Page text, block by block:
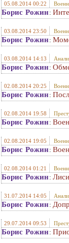
05.08.2014 00:22
Борис Рожин:
03.08.2014 23:50
Борис Рожин:
03.08.2014 14:13
Борис Рожин:
02.08.2014 20:25
Борис Рожин:
02.08.2014 19:58
Борис Рожин:
02.08.2014 19:05
Борис Рожин:
02.08.2014 01:21
Борис Рожин:
31.07.2014 14:05
Борис Рожин:
29.07.2014 09:53
Борис Рожин: